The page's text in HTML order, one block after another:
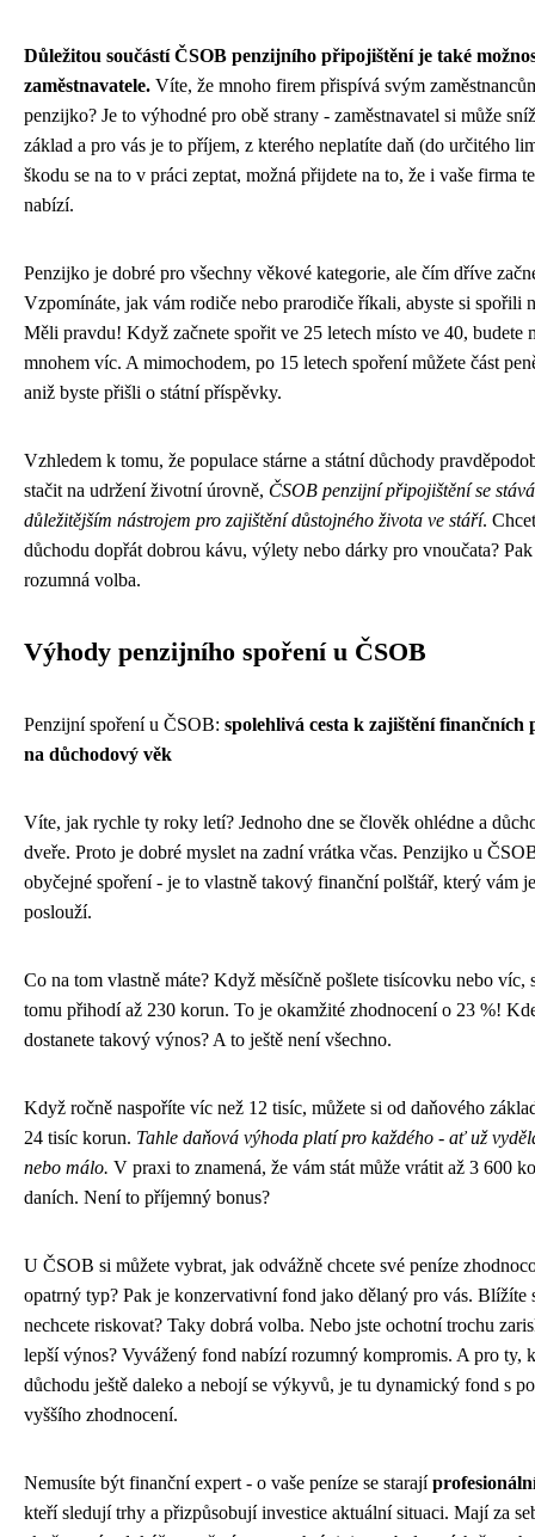
Důležitou součástí ČSOB penzijního připojištění je také
zaměstnavatele. Víte, že mnoho firem přispívá svým
penzijko? Je to výhodné pro obě strany - zaměstnavatel si může
základ a pro vás je to příjem, z kterého neplatíte daň (do určitého
škodu se na to v práci zeptat, možná přijdete na to, že i vaše firma
nabízí.
Penzijko je dobré pro všechny věkové kategorie, ale čím dříve
Vzpomínáte, jak vám rodiče nebo prarodiče říkali, abyste si spořili
Měli pravdu! Když začnete spořit ve 25 letech místo ve 40, budete
mnohem víc. A mimochodem, po 15 letech spoření můžete část
aniž byste přišli o státní příspěvky.
Vzhledem k tomu, že populace stárne a státní důchody
stačit na udržení životní úrovně, ČSOB penzijní připojištění se
důležitějším nástrojem pro zajištění důstojného života ve stáří.
důchodu dopřát dobrou kávu, výlety nebo dárky pro vnoučata?
rozumná volba.
Výhody penzijního spoření u ČSOB
Penzijní spoření u ČSOB: spolehlivá cesta k zajištění finančních
na důchodový věk
Víte, jak rychle ty roky letí? Jednoho dne se člověk ohlédne a
dveře. Proto je dobré myslet na zadní vrátka včas. Penzijko u
obyčejné spoření - je to vlastně takový finanční polštář, který vám
poslouží.
Co na tom vlastně máte? Když měsíčně pošlete tisícovku nebo víc,
tomu přihodí až 230 korun. To je okamžité zhodnocení o 23 %!
dostanete takový výnos? A to ještě není všechno.
Když ročně naspoříte víc než 12 tisíc, můžete si od daňového
24 tisíc korun. Tahle daňová výhoda platí pro každého - ať už
nebo málo. V praxi to znamená, že vám stát může vrátit až 3 600
daních. Není to příjemný bonus?
U ČSOB si můžete vybrat, jak odvážně chcete své peníze
opatrný typ? Pak je konzervativní fond jako dělaný pro vás. Blížíte
nechcete riskovat? Taky dobrá volba. Nebo jste ochotní trochu
lepší výnos? Vyvážený fond nabízí rozumný kompromis. A pro ty,
důchodu ještě daleko a nebojí se výkyvů, je tu dynamický fond s
vyššího zhodnocení.
Nemusíte být finanční expert - o vaše peníze se starají
kteří sledují trhy a přizpůsobují investice aktuální situaci. Mají za